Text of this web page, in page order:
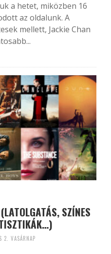
a hetet, miközben 16
az oldalunk. A
mellett, Jackie Chan
SZÍNES
2. VASÁRNAP